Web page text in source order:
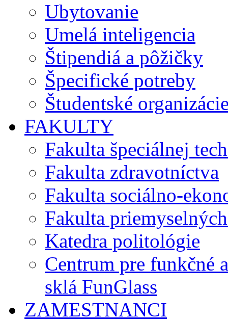
Ubytovanie
Umelá inteligencia
Štipendiá a pôžičky
Špecifické potreby
Študentské
FAKULTY
Fakulta špeciálnej
Fakulta zdravotníctva
Fakulta sociálno-
Fakulta
Katedra politológie
Centrum pre funkčné
sklá FunGlass
ZAMESTNANCI